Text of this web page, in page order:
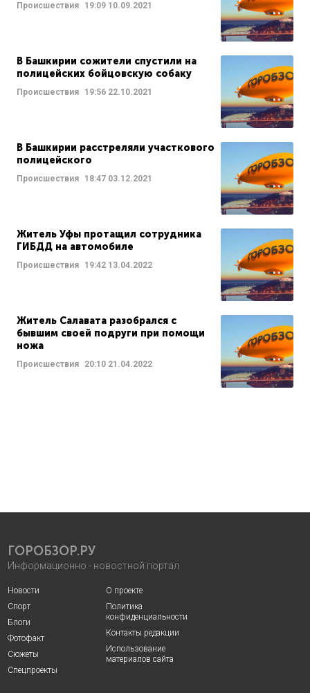
Происшествия 19:09 10.09.2021
В Башкирии сожители спустили на
полицейских бойцовскую собаку
Происшествия 19:56 22.10.2021
В Башкирии расстреляли участкового
полицейского
Происшествия 18:47 03.12.2021
Житель Уфы протащил сотрудника
ГИБДД на автомобиле
Происшествия 19:42 13.04.2022
Житель Салавата разобрался с
бывшим своей подруги при помощи
ножа
Происшествия 20:10 21.04.2022
ГОРОБЗОР.РУ
Информационно - новостной портал
Новости
Спорт
Блоги
Фотофакт
Сюжеты
Спецпроекты
О проекте
Политика
конфиденциальности
Контакты редакции
Использование
материалов сайта